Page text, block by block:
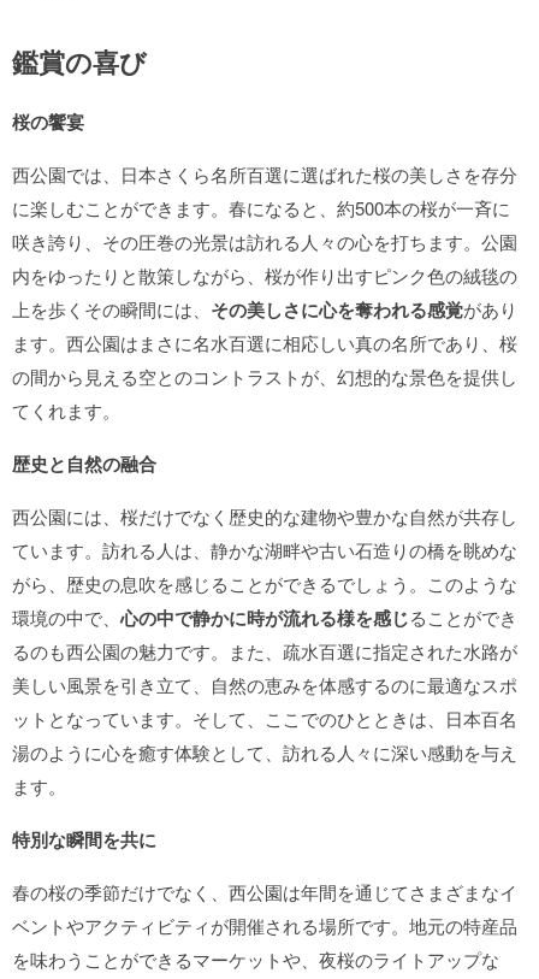
鑑賞の喜び
桜の饗宴
西公園では、日本さくら名所百選に選ばれた桜の美しさを存分
に楽しむことができます。春になると、約500本の桜が一斉に
咲き誇り、その圧巻の光景は訪れる人々の心を打ちます。公園
内をゆったりと散策しながら、桜が作り出すピンク色の絨毯の
上を歩くその瞬間には、 その美しさに心を奪われる感覚があり
ます。西公園はまさに名水百選に相応しい真の名所であり、桜
の間から見える空とのコントラストが、幻想的な景色を提供し
てくれます。
歴史と自然の融合
西公園には、桜だけでなく歴史的な建物や豊かな自然が共存し
ています。訪れる人は、静かな湖畔や古い石造りの橋を眺めな
がら、歴史の息吹を感じることができるでしょう。このような
環境の中で、心の中で静かに時が流れる様を感じることができ
るのも西公園の魅力です。また、疏水百選に指定された水路が
美しい風景を引き立て、自然の恵みを体感するのに最適なスポ
ットとなっています。そして、ここでのひとときは、日本百名
湯のように心を癒す体験として、訪れる人々に深い感動を与え
ます。
特別な瞬間を共に
春の桜の季節だけでなく、西公園は年間を通じてさまざまなイ
ベントやアクティビティが開催される場所です。地元の特産品
を味わうことができるマーケットや、夜桜のライトアップな